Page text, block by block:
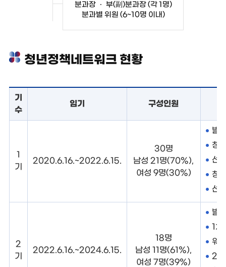
분과장 ㆍ 부(副)분과장 (각 1명)
분과별 위원 (6~10명 이내)
청년정책네트워크 현황
기
수
임기 구성인원
1
기
2020.6.16.~2022.6.15.
30명
남성 21명(70%),
여성 9명(30%)
발
청
선
청
선
2
기
2022.6.16.~2024.6.15.
18명
남성 11명(61%),
여성 7명(39%)
발
1
워
2